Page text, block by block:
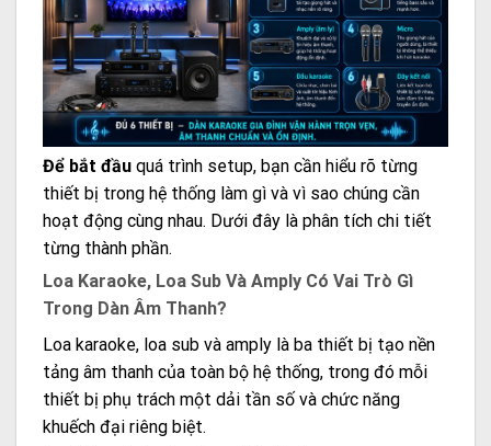
Để bắt đầu quá trình setup, bạn cần hiểu rõ từng
thiết bị trong hệ thống làm gì và vì sao chúng cần
hoạt động cùng nhau. Dưới đây là phân tích chi tiết
từng thành phần.
Loa Karaoke, Loa Sub Và Amply Có Vai Trò Gì
Trong Dàn Âm Thanh?
Loa karaoke, loa sub và amply là ba thiết bị tạo nền
tảng âm thanh của toàn bộ hệ thống, trong đó mỗi
thiết bị phụ trách một dải tần số và chức năng
khuếch đại riêng biệt.